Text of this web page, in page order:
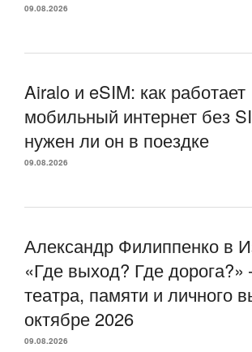
09.08.2026
Airalo и eSIM: как работает
мобильный интернет без
нужен ли он в поездке
09.08.2026
Александр Филиппенко в
«Где выход? Где
театра, памяти и личного
октябре 2026
09.08.2026